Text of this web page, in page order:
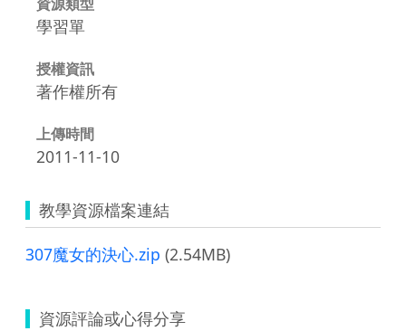
學習單
授權資訊
著作權所有
上傳時間
2011-11-10
教學資源檔案連結
307魔女的決心.zip (2.54MB)
資源評論或心得分享